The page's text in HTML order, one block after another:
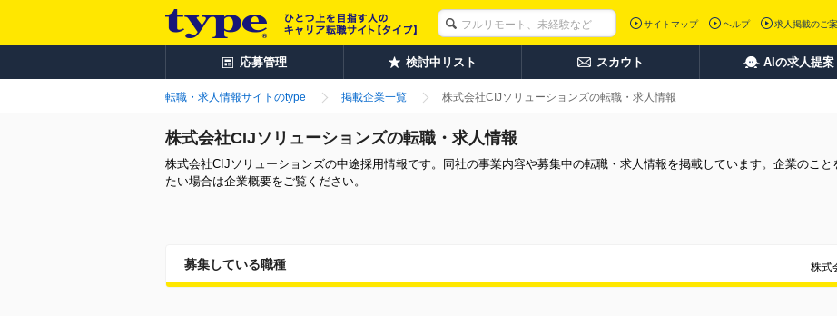
サイトマップ ヘルプ 求人掲載のご
応募管理 検討中リスト スカウト AIの求人提案
転職・求人情報サイトのtype 掲載企業一覧 株式会社CIJソリューションズの転職・求人情報
株式会社CIJソリューションズの転職・求人情報
株式会社CIJソリューションズの中途採用情報です。同社の事業内容や募集中の転職・求人情報を掲載しています。企業のこと
たい場合は企業概要をご覧ください。
募集している職種 株式